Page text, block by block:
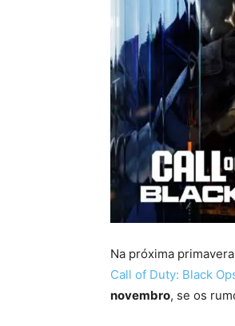
Na próxima
Call of Duty: Black
novembro, se os